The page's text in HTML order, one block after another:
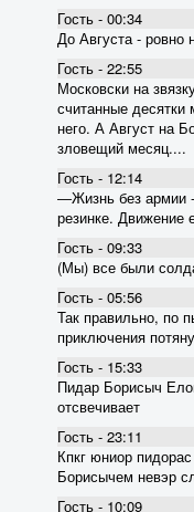
Гость - 00:34
До Августа - ровно
Гость - 22:55
Московски на
считанные десятки
него. А Август на
зловещий месяц....
Гость - 12:14
―Жизнь без армии
резинке. Движение
Гость - 09:33
(Мы) все были
Гость - 05:56
Так правильно, по
приключения
Гость - 15:33
Пидар Борисыч
отсвечивает
Гость - 23:11
Кпкг юниор
Борисычем невэр
Гость - 10:09